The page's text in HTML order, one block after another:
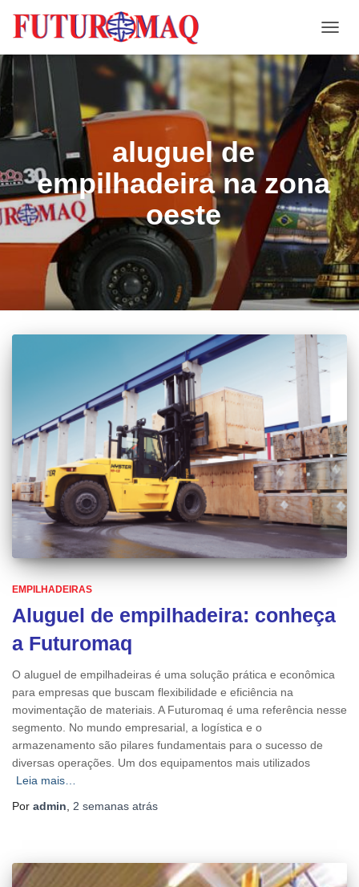
aluguel de
empilhadeira na zona
oeste
EMPILHADEIRAS
Aluguel de empilhadeira: conheça
a Futuromaq
O aluguel de empilhadeiras é uma solução prática e econômica
para empresas que buscam flexibilidade e eficiência na
movimentação de materiais. A Futuromaq é uma referência nesse
segmento. No mundo empresarial, a logística e o
armazenamento são pilares fundamentais para o sucesso de
diversas operações. Um dos equipamentos mais utilizados
Leia mais…
Por admin 2 semanas atrás